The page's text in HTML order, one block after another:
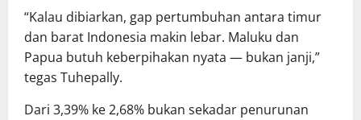
“Kalau dibiarkan, gap pertumbuhan antara timur
dan barat Indonesia makin lebar. Maluku dan
Papua butuh keberpihakan nyata — bukan janji,”
tegas Tuhepally.
Dari 3,39% ke 2,68% bukan sekadar penurunan